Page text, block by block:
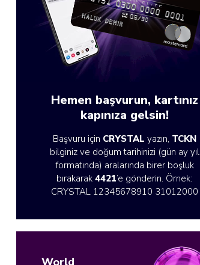
Hemen başvurun, kartınız
kapınıza gelsin!
Başvuru için CRYSTAL yazın, TCKN
bilginiz ve doğum tarihinizi (gün ay yıl
formatında) aralarında birer boşluk
bırakarak 4421’e gönderin. Örnek:
CRYSTAL 12345678910 31012000
World